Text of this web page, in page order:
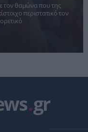
τον θαμώνα που της
περιστατικό τον
.gr